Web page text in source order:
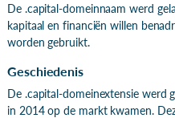
De .capital-domeinnaam werd
kapitaal en financiën willen
worden gebruikt.
Geschiedenis
De .capital-domeinextensie werd
in 2014 op de markt kwamen.